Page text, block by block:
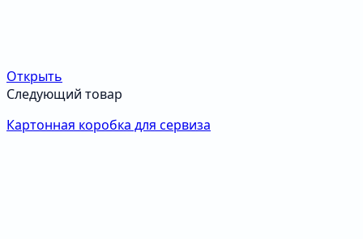
Открыть
Следующий товар
Картонная коробка для сервиза